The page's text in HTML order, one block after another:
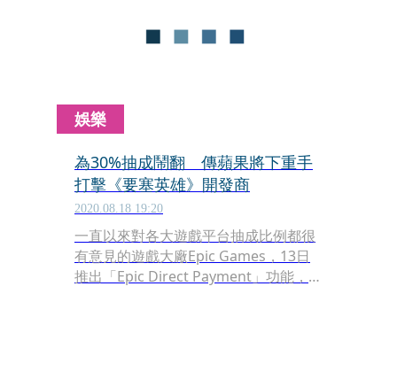
娛樂
為30%抽成鬧翻 傳蘋果將下重手
打擊《要塞英雄》開發商
2020.08.18 19:20
一直以來對各大遊戲平台抽成比例都很
有意見的遊戲大廠Epic Games，13日
推出「Epic Direct Payment」功能，讓